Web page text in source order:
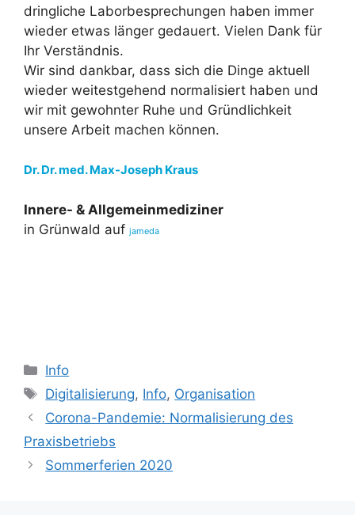
dringliche Laborbesprechungen haben immer
wieder etwas länger gedauert. Vielen Dank für
Ihr Verständnis.
Wir sind dankbar, dass sich die Dinge aktuell
wieder weitestgehend normalisiert haben und
wir mit gewohnter Ruhe und Gründlichkeit
unsere Arbeit machen können.
Dr. Dr. med. Max-Joseph Kraus
Innere- & Allgemeinmediziner
in Grünwald auf jameda
Kategorien
Info
Schlagwörter
Digitalisierung, Info, Organisation
Corona-Pandemie: Normalisierung des
Praxisbetriebs
Sommerferien 2020